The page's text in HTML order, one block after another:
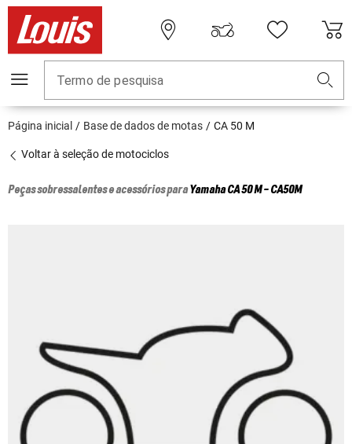
Termo de pesquisa
Página inicial Base de dados de motas CA 50 M
Voltar à seleção de motociclos
Peças sobressalentes e acessórios paraYamahaCA 50 M - CA50M